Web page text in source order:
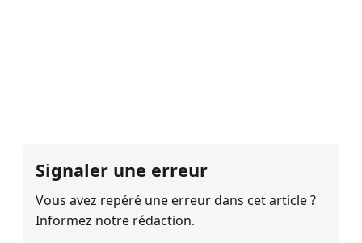
Signaler une erreur
Vous avez repéré une erreur dans cet article ?
Informez notre rédaction.